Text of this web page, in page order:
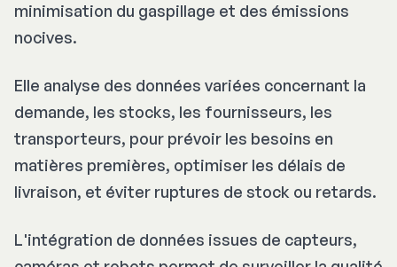
minimisation du gaspillage et des émissions
nocives.
Elle analyse des données variées concernant la
demande, les stocks, les fournisseurs, les
transporteurs, pour prévoir les besoins en
matières premières, optimiser les délais de
livraison, et éviter ruptures de stock ou retards.
L'intégration de données issues de capteurs,